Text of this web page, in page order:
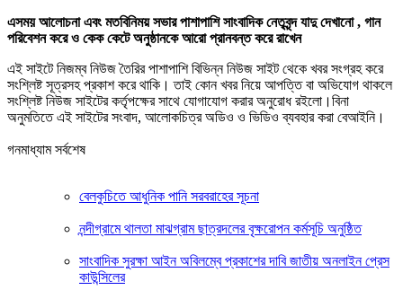
এসময় আলোচনা এবং মতবিনিময় সভার পাশাপাশি সাংবাদিক নেতৃবৃন্দ যাদু দেখানো , গান
পরিবেশন করে ও কেক কেটে অনুষ্ঠানকে আরো প্রানবন্ত করে রাখেন
এই সাইটে নিজম্ব নিউজ তৈরির পাশাপাশি বিভিন্ন নিউজ সাইট থেকে খবর সংগ্রহ করে
সংশ্লিষ্ট সূত্রসহ প্রকাশ করে থাকি। তাই কোন খবর নিয়ে আপত্তি বা অভিযোগ থাকলে
সংশ্লিষ্ট নিউজ সাইটের কর্তৃপক্ষের সাথে যোগাযোগ করার অনুরোধ রইলো।বিনা
অনুমতিতে এই সাইটের সংবাদ, আলোকচিত্র অডিও ও ভিডিও ব্যবহার করা বেআইনি।
গনমাধ্যাম সর্বশেষ
বেলকুচিতে আধুনিক পানি সরবরাহের সূচনা
নন্দীগ্রামে থালতা মাঝগ্রাম ছাত্রদলের বৃক্ষরোপন কর্মসূচি অনুষ্ঠিত
সাংবাদিক সুরক্ষা আইন অবিলম্বে প্রকাশের দাবি জাতীয় অনলাইন প্রেস
কাউন্সিলের